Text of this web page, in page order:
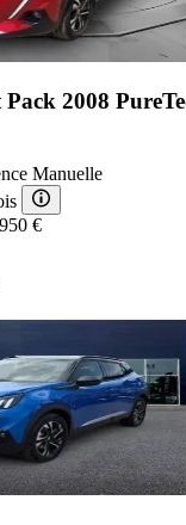
Pack 2008
Manuelle
€